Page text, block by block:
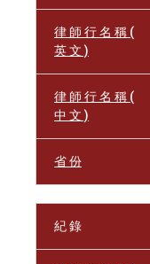
律 師 行 名 稱 (
英 文 )
律 師 行 名 稱 (
中 文 )
省 份
紀 錄